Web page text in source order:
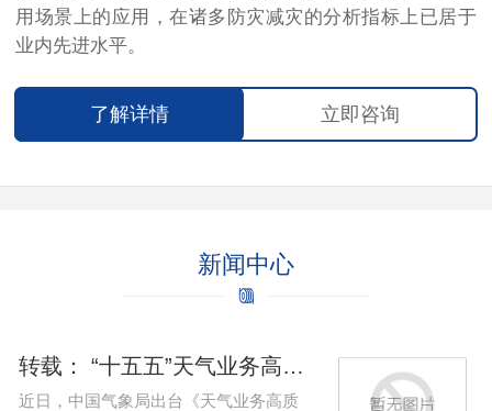
用场景上的应用，在诸多防灾减灾的分析指标上已居于
业内先进水平。
了解详情 立即咨询
新闻中心
转载： “十五五”天气业务高质量…
近日，中国气象局出台《天气业务高质